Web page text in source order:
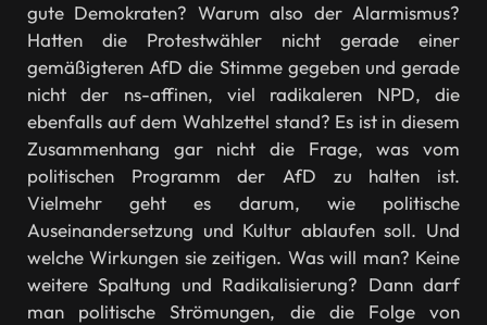
gute Demokraten? Warum also der Alarmismus?
Hatten die Protestwähler nicht gerade einer
gemäßigteren AfD die Stimme gegeben und gerade
nicht der ns-affinen, viel radikaleren NPD, die
ebenfalls auf dem Wahlzettel stand? Es ist in diesem
Zusammenhang gar nicht die Frage, was vom
politischen Programm der AfD zu halten ist.
Vielmehr geht es darum, wie politische
Auseinandersetzung und Kultur ablaufen soll. Und
welche Wirkungen sie zeitigen. Was will man? Keine
weitere Spaltung und Radikalisierung? Dann darf
man politische Strömungen, die die Folge von